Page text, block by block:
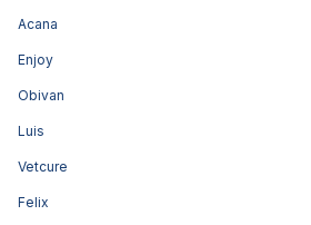
Acana
Enjoy
Obivan
Luis
Vetcure
Felix